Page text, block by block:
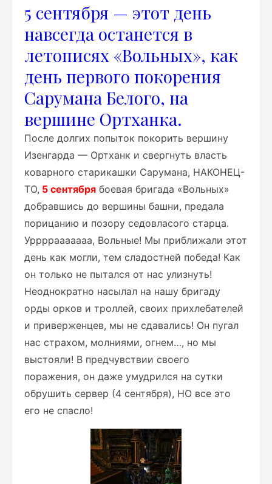
5 сентября — этот день
навсегда останется в
летописях «Вольных», как
день первого покорения
Сарумана Белого, на
вершине Ортханка.
После долгих попыток покорить вершину
Изенгарда — Ортханк и свергнуть власть
коварного старикашки Сарумана, НАКОНЕЦ-
ТО, 5 сентября боевая бригада «Вольных»
добравшись до вершины башни, предала
порицанию и позору седовласого старца.
Уррррааааааа, Вольные! Мы приближали этот
день как могли, тем сладостней победа! Как
он только не пытался от нас улизнуть!
Неоднократно насылал на нашу бригаду
орды орков и троллей, своих прихлебателей
и приверженцев, мы не сдавались! Он пугал
нас страхом, молниями, огнем…, но мы
выстояли! В предчувствии своего
поражения, он даже умудрился на сутки
обрушить сервер (4 сентября), НО все это
его не спасло!